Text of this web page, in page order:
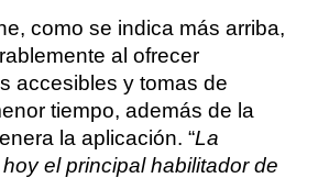
como se indica más arriba,
al ofrecer
accesibles y tomas de
tiempo, además de la
la aplicación. “La
el principal habilitador de